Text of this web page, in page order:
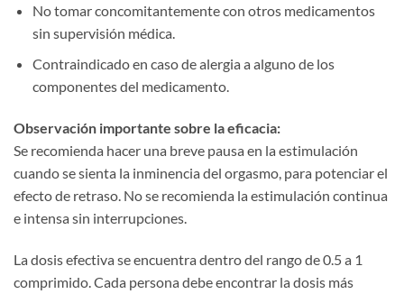
No tomar concomitantemente con otros medicamentos
sin supervisión médica.
Contraindicado en caso de alergia a alguno de los
componentes del medicamento.
Observación importante sobre la eficacia:​
Se recomienda hacer una breve pausa en la estimulación
cuando se sienta la inminencia del orgasmo, para potenciar el
efecto de retraso. No se recomienda la estimulación continua
e intensa sin interrupciones.
La dosis efectiva se encuentra dentro del rango de 0.5 a 1
comprimido. Cada persona debe encontrar la dosis más